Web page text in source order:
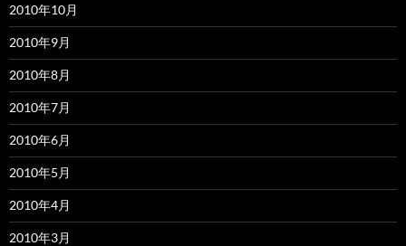
2010年10月
2010年9月
2010年8月
2010年7月
2010年6月
2010年5月
2010年4月
2010年3月